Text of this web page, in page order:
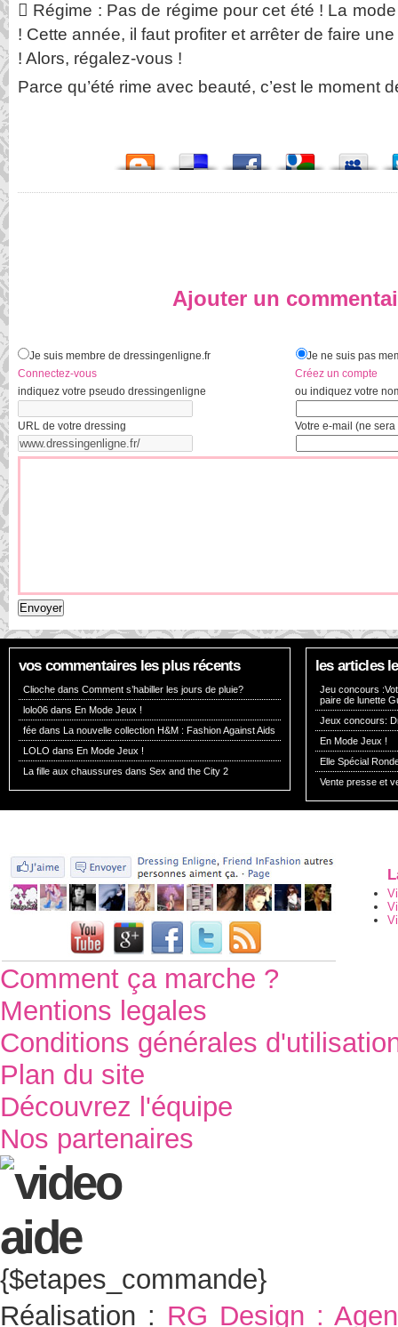
 Régime : Pas de régime pour cet été ! La
! Cette année, il faut profiter et arrêter de faire
! Alors, régalez-vous !
Parce qu’été rime avec beauté, c’est le moment
Ajouter un
Je suis membre de dressingenligne.fr
Connectez-vous
indiquez votre pseudo dressingenligne
URL de votre dressing
Je ne suis pas
Créez un compte
ou indiquez votre
Votre e-mail (ne
vos commentaires les plus récents
Clioche dans Comment s’habiller les jours de pluie?
lolo06 dans En Mode Jeux !
fée dans La nouvelle collection H&M : Fashion Against Aids
LOLO dans En Mode Jeux !
La fille aux chaussures dans Sex and the City 2
les articles
Jeu concours
paire de lunette
Jeux concours:
En Mode Jeux !
Elle Spécial
Vente presse et
Comment ça marche ?
Mentions legales
Conditions générales
Plan du site
Découvrez l'équipe
Nos partenaires
{$etapes_commande}
Réalisation : RG Design :